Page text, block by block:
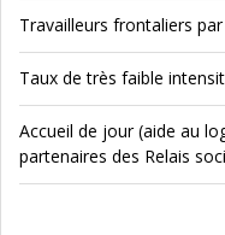
Travailleurs frontaliers
Taux de très faible
Accueil de jour (aide au
partenaires des Relais